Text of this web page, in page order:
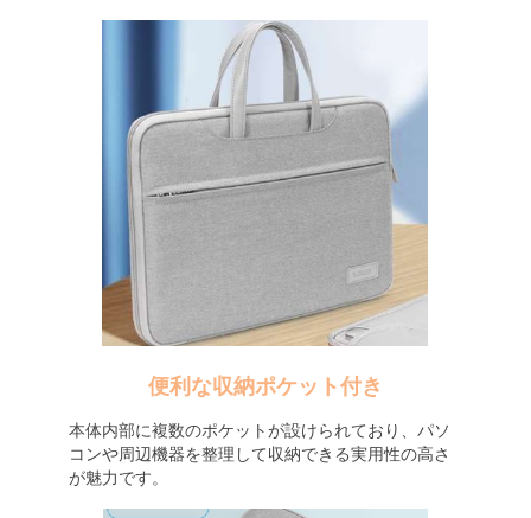
便利な収納ポケット付き
本体内部に複数のポケットが設けられており、パソ
コンや周辺機器を整理して収納できる実用性の高さ
が魅力です。